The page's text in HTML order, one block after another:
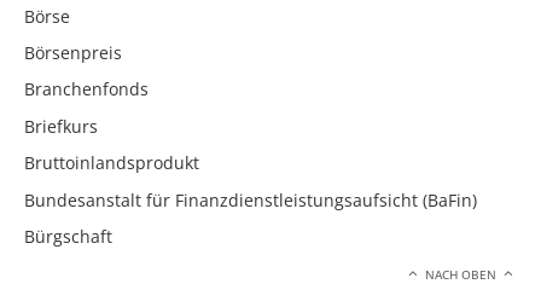
Börse
Börsenpreis
Branchenfonds
Briefkurs
Bruttoinlandsprodukt
Bundesanstalt für Finanzdienstleistungsaufsicht (BaFin)
Bürgschaft
NACH OBEN